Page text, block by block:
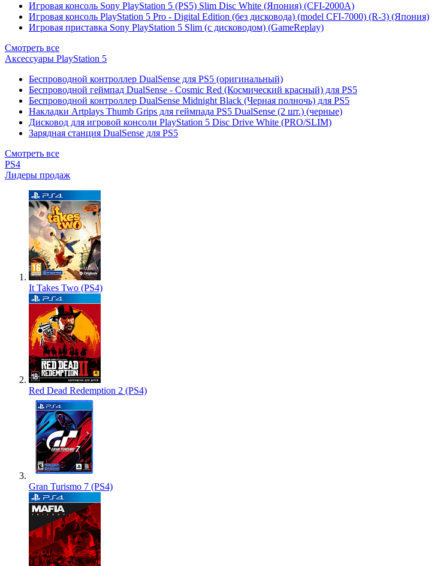
Игровая консоль Sony PlayStation 5 (PS5) Slim Disc White (Япония) (CFI-2000A)
Игровая консоль PlayStation 5 Pro - Digital Edition (без дисковода) (model CFI-7000) (R-3) (Япония)
Игровая приставка Sony PlayStation 5 Slim (с дисководом) (GameReplay)
Смотреть все
Аксессуары PlayStation 5
Беспроводной контроллер DualSense для PS5 (оригинальный)
Беспроводной геймпад DualSense - Cosmic Red (Космический красный) для PS5
Беспроводной контроллер DualSense Midnight Black (Черная полночь) для PS5
Накладки Artplays Thumb Grips для геймпада PS5 DualSense (2 шт.) (черные)
Дисковод для игровой консоли PlayStation 5 Disc Drive White (PRO/SLIM)
Зарядная станция DualSense для PS5
Смотреть все
PS4
Лидеры продаж
It Takes Two (PS4)
Red Dead Redemption 2 (PS4)
Gran Turismo 7 (PS4)